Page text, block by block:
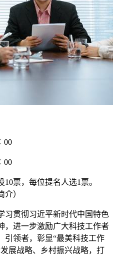
票，每位提名人选1票。
介）
习贯彻习近平新时代中国特色
，进一步激励广大科技工作者
引领者，彰显“最美科技工作
展战略、乡村振兴战略，打